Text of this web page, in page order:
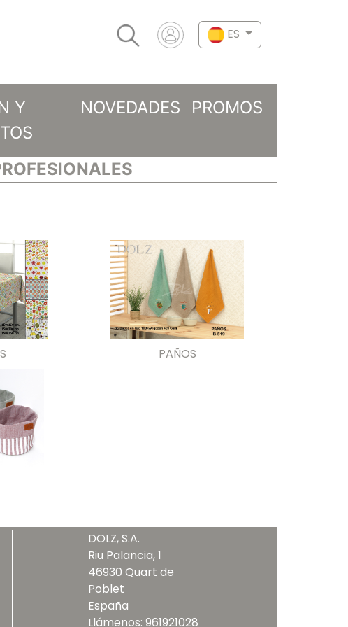
ES
Y
NOVEDADES PROMOS
PAÑOS
DOLZ, S.A.
Riu Palancia, 1
46930 Quart de
Poblet
España
Llámenos:961921028